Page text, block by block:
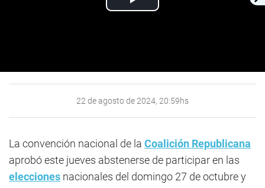
Play
22 de agosto de 2024, 20:59hs
La convención nacional de la Coalición Republicana
aprobó este jueves abstenerse de participar en las
elecciones nacionales del domingo 27 de octubre y